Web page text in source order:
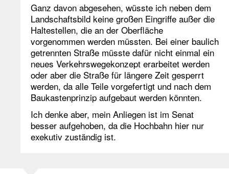
Ganz davon abgesehen, wüsste ich neben dem
Landschaftsbild keine großen Eingriffe außer die
Haltestellen, die an der Oberfläche
vorgenommen werden müssten. Bei einer baulich
getrennten Straße müsste dafür nicht einmal ein
neues Verkehrswegekonzept erarbeitet werden
oder aber die Straße für längere Zeit gesperrt
werden, da alle Teile vorgefertigt und nach dem
Baukastenprinzip aufgebaut werden könnten.
Ich denke aber, mein Anliegen ist im Senat
besser aufgehoben, da die Hochbahn hier nur
exekutiv zuständig ist.